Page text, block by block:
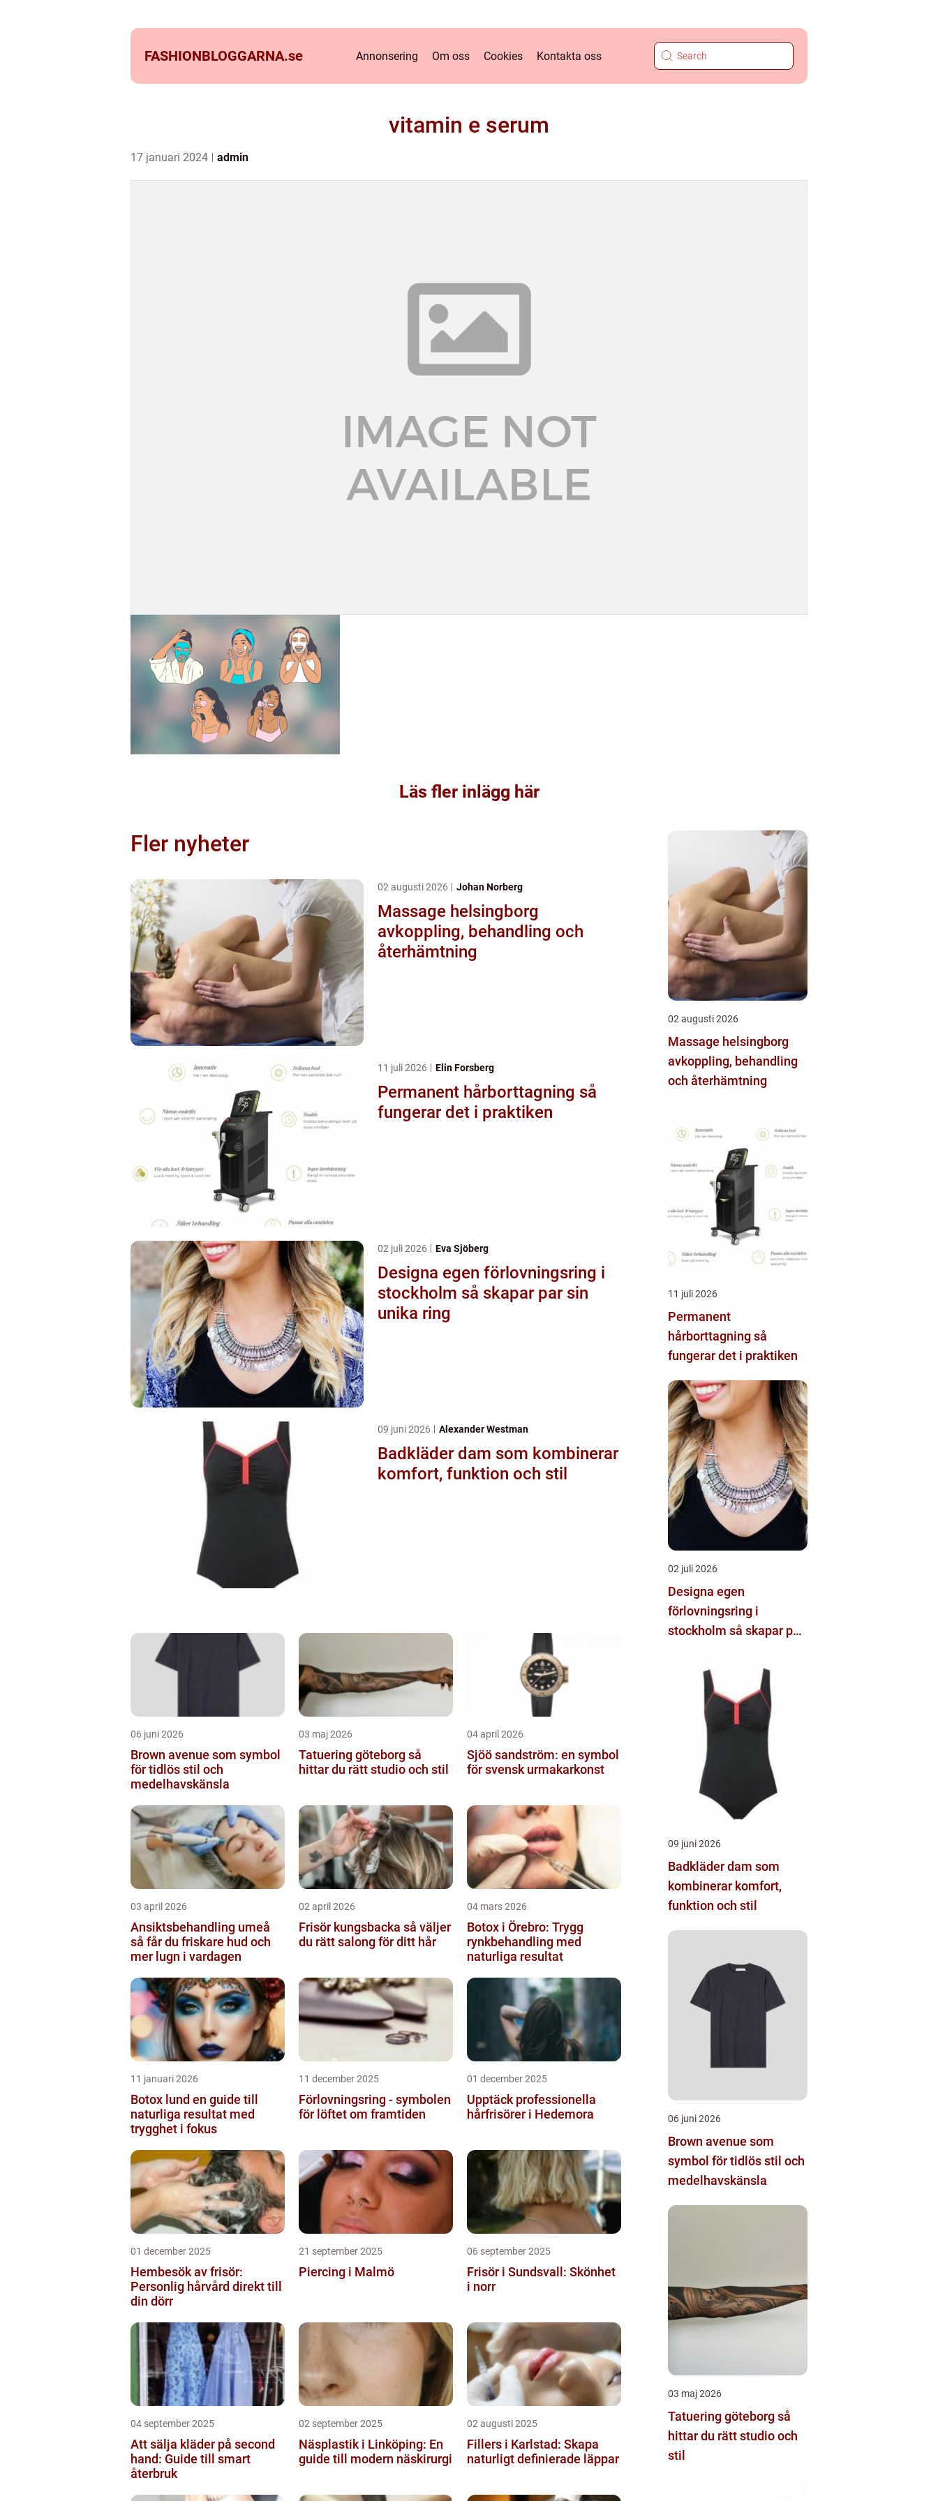
FASHIONBLOGGARNA.se Annonsering Om oss Cookies Kontakta oss
vitamin e serum
17 januari 2024 admin
Läs fler inlägg här
Fler nyheter
02 augusti 2026 Johan Norberg
Massage helsingborg
avkoppling, behandling och
återhämtning
11 juli 2026 Elin Forsberg
Permanent hårborttagning så
fungerar det i praktiken
02 juli 2026 Eva Sjöberg
Designa egen förlovningsring i
stockholm så skapar par sin
unika ring
09 juni 2026 Alexander Westman
Badkläder dam som kombinerar
komfort, funktion och stil
06 juni 2026
Brown avenue som symbol
för tidlös stil och
medelhavskänsla
03 maj 2026
Tatuering göteborg så
hittar du rätt studio och stil
04 april 2026
Sjöö sandström: en symbol
för svensk urmakarkonst
03 april 2026
Ansiktsbehandling umeå
så får du friskare hud och
mer lugn i vardagen
02 april 2026
Frisör kungsbacka så väljer
du rätt salong för ditt hår
04 mars 2026
Botox i Örebro: Trygg
rynkbehandling med
naturliga resultat
11 januari 2026
Botox lund en guide till
naturliga resultat med
trygghet i fokus
11 december 2025
Förlovningsring - symbolen
för löftet om framtiden
01 december 2025
Upptäck professionella
hårfrisörer i Hedemora
01 december 2025
Hembesök av frisör:
Personlig hårvård direkt till
din dörr
21 september 2025
Piercing i Malmö
06 september 2025
Frisör i Sundsvall: Skönhet
i norr
04 september 2025
Att sälja kläder på second
hand: Guide till smart
återbruk
02 september 2025
Näsplastik i Linköping: En
guide till modern näskirurgi
02 augusti 2025
Fillers i Karlstad: Skapa
naturligt definierade läppar
02 augusti 2026
Massage helsingborg
avkoppling, behandling
och återhämtning
11 juli 2026
Permanent
hårborttagning så
fungerar det i praktiken
02 juli 2026
Designa egen
förlovningsring i
stockholm så skapar par
09 juni 2026
Badkläder dam som
kombinerar komfort,
funktion och stil
06 juni 2026
Brown avenue som
symbol för tidlös stil och
medelhavskänsla
03 maj 2026
Tatuering göteborg så
hittar du rätt studio och
stil